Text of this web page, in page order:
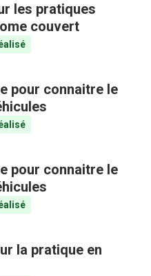
les pratiques
couvert
pour connaitre le
pour connaitre le
la pratique en